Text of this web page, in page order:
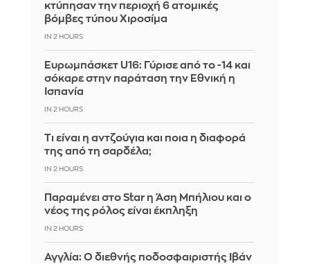
κτύπησαν την περιοχή 6 ατομικές
βόμβες τύπου Χιροσίμα
IN 2 HOURS
Ευρωμπάσκετ U16: Γύρισε από το -14 και
σόκαρε στην παράταση την Εθνική η
Ισπανία
IN 2 HOURS
Τι είναι η αντζούγια και ποια η διαφορά
της από τη σαρδέλα;
IN 2 HOURS
Παραμένει στο Star η Άση Μπήλιου και ο
νέος της ρόλος είναι έκπληξη
IN 2 HOURS
Αγγλία: Ο διεθνής ποδοσφαιριστής Ιβάν